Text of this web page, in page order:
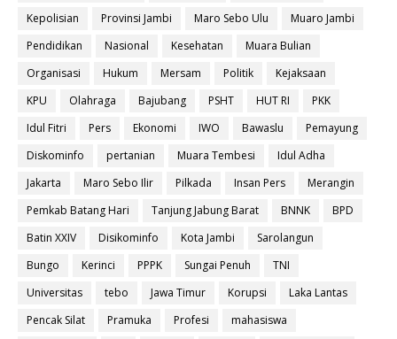
Kepolisian
Provinsi Jambi Maro Sebo Ulu
Muaro Jambi
Pendidikan
Nasional Kesehatan
Muara Bulian
Organisasi
Hukum Mersam Politik
Kejaksaan
KPU
Olahraga Bajubang PSHT HUT RI
PKK
Idul Fitri
Pers Ekonomi IWO Bawaslu
Pemayung
Diskominfo
pertanian Muara Tembesi
Idul Adha
Jakarta
Maro Sebo Ilir Pilkada Insan Pers
Merangin
Pemkab Batang Hari
Tanjung Jabung Barat BNNK
BPD
Batin XXIV
Disikominfo Kota Jambi
Sarolangun
Bungo
Kerinci PPPK Sungai Penuh
TNI
Universitas
tebo Jawa Timur Korupsi
Laka Lantas
Pencak Silat
Pramuka Profesi
mahasiswa